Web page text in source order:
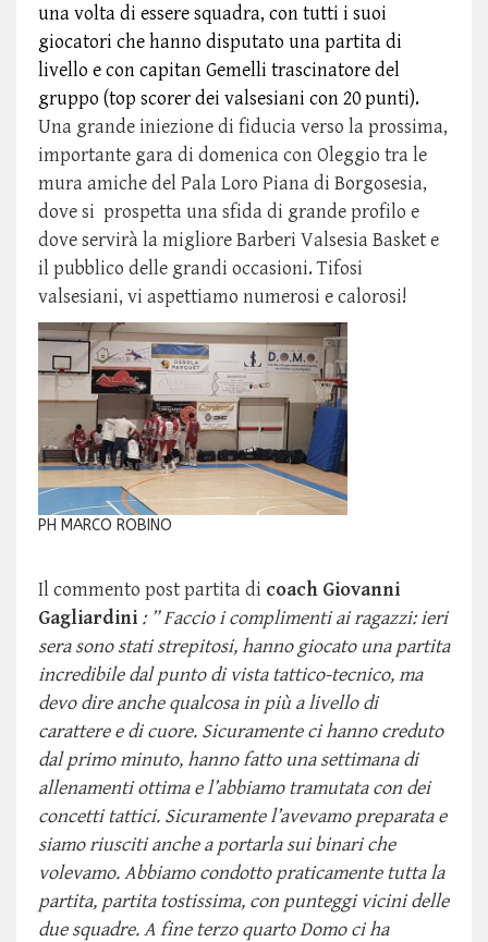
una volta di essere squadra, con tutti i suoi
giocatori che hanno disputato una partita di
livello e con capitan Gemelli trascinatore del
gruppo (top scorer dei valsesiani con 20 punti).
Una grande iniezione di fiducia verso la prossima,
importante gara di domenica con Oleggio tra le
mura amiche del Pala Loro Piana di Borgosesia,
dove si prospetta una sfida di grande profilo e
dove servirà la migliore Barberi Valsesia Basket e
il pubblico delle grandi occasioni. Tifosi
valsesiani, vi aspettiamo numerosi e calorosi!
PH MARCO ROBINO
Il commento post partita di coach Giovanni
Gagliardini : ” Faccio i complimenti ai ragazzi: ieri
sera sono stati strepitosi, hanno giocato una partita
incredibile dal punto di vista tattico-tecnico, ma
devo dire anche qualcosa in più a livello di
carattere e di cuore. Sicuramente ci hanno creduto
dal primo minuto, hanno fatto una settimana di
allenamenti ottima e l’abbiamo tramutata con dei
concetti tattici. Sicuramente l’avevamo preparata e
siamo riusciti anche a portarla sui binari che
volevamo. Abbiamo condotto praticamente tutta la
partita, partita tostissima, con punteggi vicini delle
due squadre. A fine terzo quarto Domo ci ha